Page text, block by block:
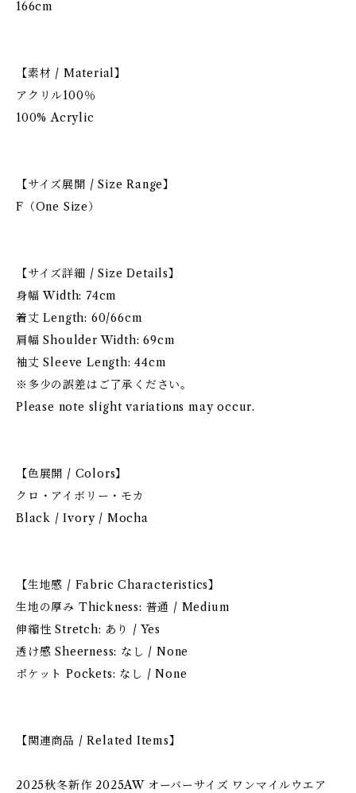
166cm
【素材 / Material】
アクリル100％
100% Acrylic
【サイズ展開 / Size Range】
F（One Size）
【サイズ詳細 / Size Details】
身幅 Width: 74cm
着丈 Length: 60/66cm
肩幅 Shoulder Width: 69cm
袖丈 Sleeve Length: 44cm
※多少の誤差はご了承ください。
Please note slight variations may occur.
【色展開 / Colors】
クロ・アイボリー・モカ
Black / Ivory / Mocha
【生地感 / Fabric Characteristics】
生地の厚み Thickness: 普通 / Medium
伸縮性 Stretch: あり / Yes
透け感 Sheerness: なし / None
ポケット Pockets: なし / None
【関連商品 / Related Items】
2025秋冬新作 2025AW オーバーサイズ ワンマイルウエア